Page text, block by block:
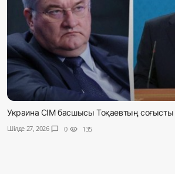
Украина СІМ басшысы Тоқаевтың соғысты
Шілде 27, 2026 chat_bubble 0 visibility 135